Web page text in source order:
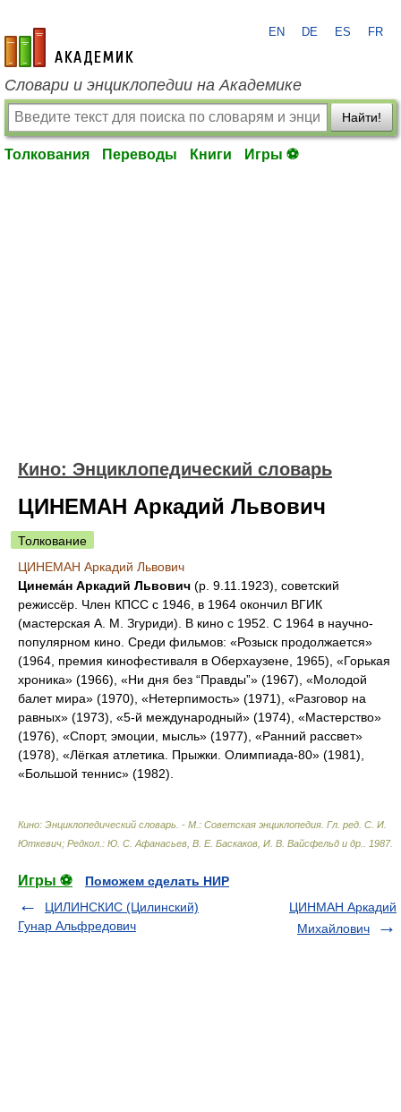
academic.ru
EN DE ES FR
Словари и энциклопедии на Академике
Найти!
Толкования Переводы Книги Игры ⚽
Кино: Энциклопедический словарь
ЦИНЕМАН Аркадий Львович
Толкование
ЦИНЕМАН Аркадий Львович
Цинема́н Аркадий Львович (р. 9.11.1923), советский
режиссёр. Член КПСС с 1946, в 1964 окончил ВГИК
(мастерская А. М. Згуриди). В кино с 1952. С 1964 в научно-
популярном кино. Среди фильмов: «Розыск продолжается»
(1964, премия кинофестиваля в Оберхаузене, 1965), «Горькая
хроника» (1966), «Ни дня без “Правды”» (1967), «Молодой
балет мира» (1970), «Нетерпимость» (1971), «Разговор на
равных» (1973), «5-й международный» (1974), «Мастерство»
(1976), «Спорт, эмоции, мысль» (1977), «Ранний рассвет»
(1978), «Лёгкая атлетика. Прыжки. Олимпиада-80» (1981),
«Большой теннис» (1982).
Кино: Энциклопедический словарь. - М.: Советская энциклопедия Гл. ред. С. И.
Юткевич; Редкол.: Ю. С. Афанасьев, В. Е. Баскаков, И. В. Вайсфельд и др.
1987.
Игры ⚽
Поможем сделать НИР
ЦИЛИНСКИС (Цилинский)
Гунар Альфредович
ЦИНМАН Аркадий
Михайлович